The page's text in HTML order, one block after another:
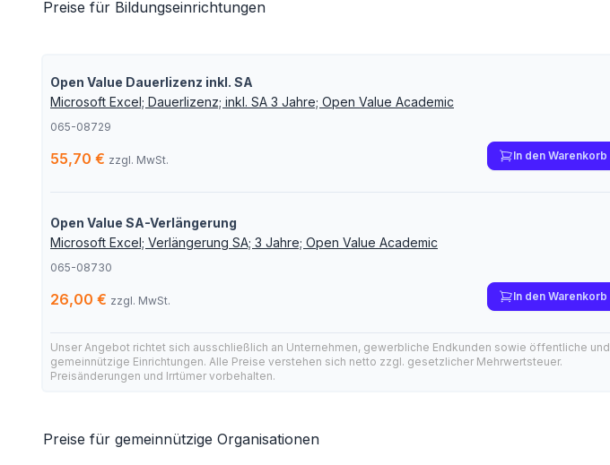
Preise für Bildungseinrichtungen
Open Value Dauerlizenz inkl. SA
Microsoft Excel; Dauerlizenz; inkl. SA 3 Jahre; Open Value Academic
065-08729
55,70 € zzgl. MwSt. In den Warenkorb
Open Value SA-Verlängerung
Microsoft Excel; Verlängerung SA; 3 Jahre; Open Value Academic
065-08730
26,00 € zzgl. MwSt. In den Warenkorb
Unser Angebot richtet sich ausschließlich an Unternehmen, gewerbliche Endkunden sowie öffentliche und
gemeinnützige Einrichtungen. Alle Preise verstehen sich netto zzgl. gesetzlicher Mehrwertsteuer.
Preisänderungen und Irrtümer vorbehalten.
Preise für gemeinnützige Organisationen